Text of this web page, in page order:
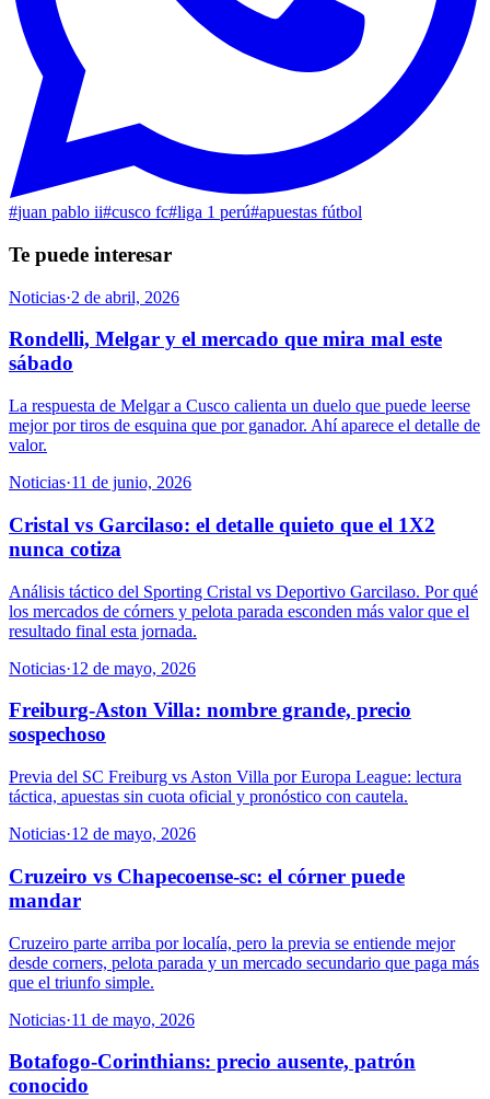
#juan pablo ii#cusco fc#liga 1 perú#apuestas fútbol
Te puede interesar
Noticias·2 de abril, 2026
Rondelli, Melgar y el mercado que mira mal este
sábado
La respuesta de Melgar a Cusco calienta un duelo que puede leerse
mejor por tiros de esquina que por ganador. Ahí aparece el detalle de
valor.
Noticias·11 de junio, 2026
Cristal vs Garcilaso: el detalle quieto que el 1X2
nunca cotiza
Análisis táctico del Sporting Cristal vs Deportivo Garcilaso. Por qué
los mercados de córners y pelota parada esconden más valor que el
resultado final esta jornada.
Noticias·12 de mayo, 2026
Freiburg-Aston Villa: nombre grande, precio
sospechoso
Previa del SC Freiburg vs Aston Villa por Europa League: lectura
táctica, apuestas sin cuota oficial y pronóstico con cautela.
Noticias·12 de mayo, 2026
Cruzeiro vs Chapecoense-sc: el córner puede
mandar
Cruzeiro parte arriba por localía, pero la previa se entiende mejor
desde corners, pelota parada y un mercado secundario que paga más
que el triunfo simple.
Noticias·11 de mayo, 2026
Botafogo-Corinthians: precio ausente, patrón
conocido